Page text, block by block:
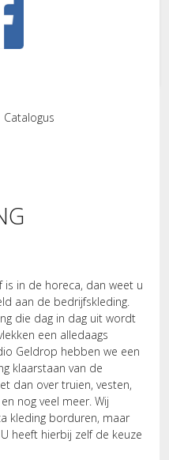
Catalogus
in de horeca, dan weet u
aan de bedrijfskleding.
die dag in dag uit wordt
een alledaags
Geldrop hebben we een
klaarstaan van de
dan over truien, vesten,
nog veel meer. Wij
kleding borduren, maar
heeft hierbij zelf de keuze